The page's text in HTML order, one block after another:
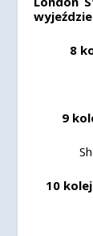
8
9
10